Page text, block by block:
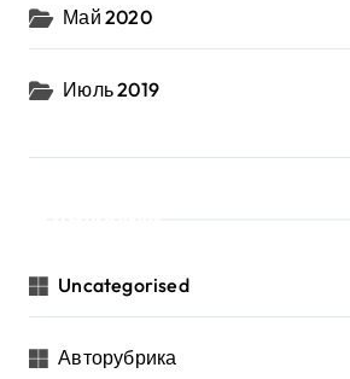
Май 2020
Июль 2019
Uncategorised
Авторубрика